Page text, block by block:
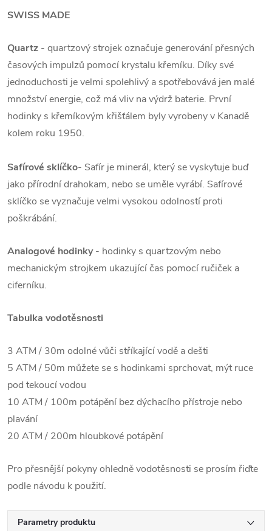
SWISS MADE
Quartz - quartzový strojek označuje generování přesných
časových impulzů pomocí krystalu křemíku. Díky své
jednoduchosti je velmi spolehlivý a spotřebovává jen malé
množství energie, což má vliv na výdrž baterie. První
hodinky s křemíkovým křišťálem byly vyrobeny v Kanadě
kolem roku 1950.
Safírové sklíčko- Safír je minerál, který se vyskytuje buď
jako přírodní drahokam, nebo se uměle vyrábí. Safírové
sklíčko se vyznačuje velmi vysokou odolností proti
poškrábání.
Analogové hodinky- hodinky s quartzovým nebo
mechanickým strojkem ukazující čas pomocí ručiček a
ciferníku.
Tabulka vodotěsnosti
3 ATM / 30m odolné vůči stříkající vodě a dešti
5 ATM / 50m můžete se s hodinkami sprchovat, mýt ruce
pod tekoucí vodou
10 ATM / 100m potápění bez dýchacího přístroje nebo
plavání
20 ATM / 200m hloubkové potápění
Pro přesnější pokyny ohledně vodotěsnosti se prosím řiďte
podle návodu k použití.
Parametry produktu